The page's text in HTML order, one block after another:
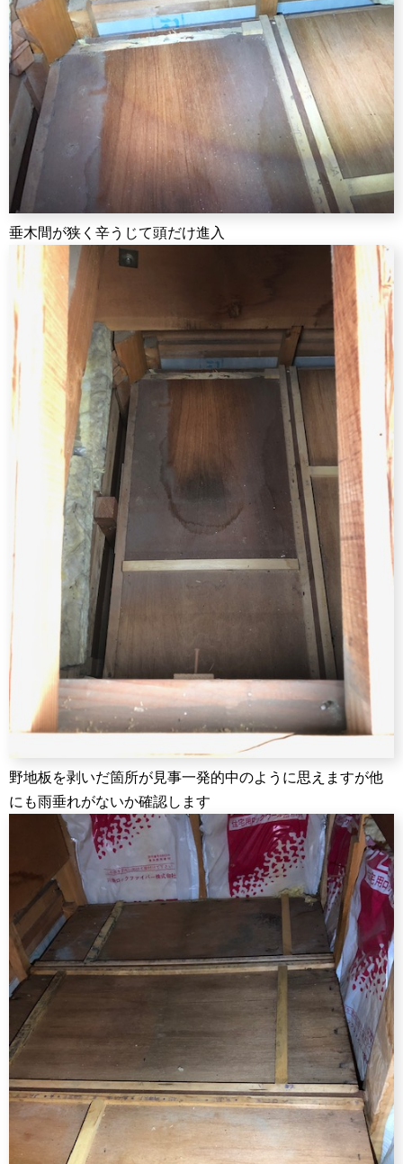
垂木間が狭く辛うじて頭だけ進入
野地板を剥いだ箇所が見事一発的中のように思えますが他
にも雨垂れがないか確認します